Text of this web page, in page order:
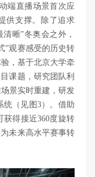
端直播场景首次应
供支撑。除了追求
晰”冬奥会之外，
”观赛感受的历史转
，基于北京大学牵
课题，研究团队利
景实时重建，研发
统（见图3）。借助
获得接近360度旋转
未来高水平赛事转